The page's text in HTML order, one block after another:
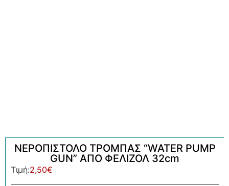
ΝΕΡΟΠΙΣΤΟΛΟ ΤΡΟΜΠΑΣ “WATER PUMP
GUN” ΑΠΟ ΦΕΛΙΖΟΛ 32cm
Τιμή:2,50€